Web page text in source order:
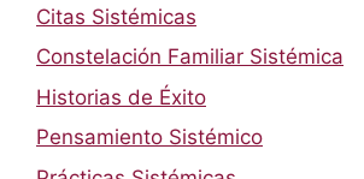
Citas Sistémicas
Constelación Familiar Sistémica
Historias de Éxito
Pensamiento Sistémico